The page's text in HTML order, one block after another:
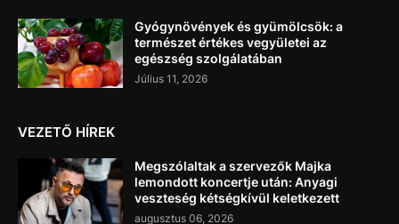
Gyógynövények és gyümölcsök: a
természet értékes vegyületei az
egészség szolgálatában
Július 11, 2026
VEZETŐ HÍREK
Megszólaltak a szervezők Majka
lemondott koncertje után: Anyagi
veszteség kétségkívül keletkezett
augusztus 06, 2026